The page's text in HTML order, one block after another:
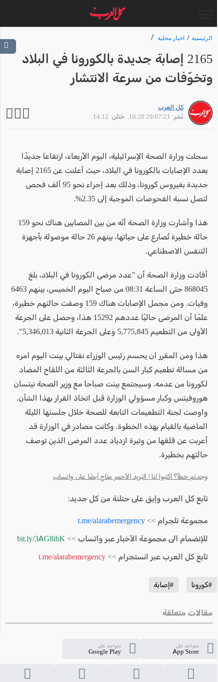
الرئيسية اخبار محلية
2165 إصابة جديدة بالكورونا في البلاد
وتخوّفات من سرعة الانتشار
كل العرب
نُشر: 29/07/21 10:20
, حُتلن: 14:12
سجلت وزارة الصحة الإسرائيلية، اليوم الأربعاء، ارتفاعا جديدًا
بعدد الإصابات بالكورونا في البلاد، حيث أعلنت عن 2165 إصابة
جديدة بفيروس كورونا، وذلك بعد إجراء نحو 95 ألف فحص
لتصل نسبة الفحوصات الموجبة إلى 2.35%.
هذا وأشارت وزارة الصحة أنّه من بين المصابين هناك نحو 159
حالة خطيرة تُصارع على حياتها، بينهم 26 حالة موصولة بأجهزة
التنفس الاصطناعي.
أفادت وزارة الصحة أن "عدد مرضى الكورونا في البلاد، بلغ
868045 حتى الساعة 08:31 من صباح اليوم الخميس، بينهم 6463
وفيات. ومن مجمل الإصابات هناك 159 وصفت حالتهم خطيرة،
علمًا أن المرضى حاليًا عددهم 15292 هذا، وحصل على الجرعة
الأولى من التطعيم 5,775,845 وعلى الجرعة الثانية 5,346,013".
هذا ومن المقرر ان يحسم رئيس الوزراء نفتالي بينت اليوم امره
من مسالة تطعيم كبار السن بالجرعة الثالثة من اللقاح المضاد
لكورونا من عدمه. وسيجتمع بينت صباحا مع وزير الصحة نيتسان
هوروفيتس وكبار مسؤولي الوزارة قبل اتخاذ القرار بهذا الشأن.
واوصت لجنة التطعيمات التابعة للصحة خلال جلستها الليلة
الماضية بالقيام بهذه الخطوة. وكانت مصادر في الوزارة قد
أعربت عن قلقها من وتيرة ازدياد عدد المرضى الذين توصف
حالتهم بخطيرة.
وجدتم خطأ؟ اكتبوا لنا | البريد الأحمر متاح أيضًا على واتساب
تابع كل العرب وإبق على حتلنة من كل جديد:
مجموعة تلجرام >> t.me/alarabemergency
للإنضمام الى مجموعة الأخبار عبر واتساب >> bit.ly/3AG8ibK
تابع كل العرب عبر انستجرام >> t.me/alarabemergency
#كورونا #إصابة
مقالات متعلقة
متواجد على
App Store
متواجد على
Google Play